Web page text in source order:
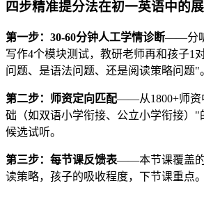
四步精准提分法在初一英语中的
第一步：30-60分钟人工学情诊断——分听
写作4个模块测试，教研老师再和孩子1
问题、是语法问题、还是阅读策略问题"
第二步：师资定向匹配——从1800+师资
础（如双语小学衔接、公立小学衔接）"
候选试听。
第三步：每节课反馈表——本节课覆盖的
读策略，孩子的吸收程度，下节课重点。